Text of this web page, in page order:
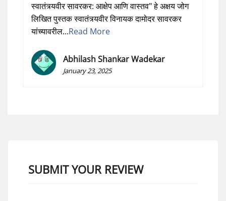
स्वातंत्र्यवीर सावरकर: आक्षेप आणि वास्तव" हे अक्षय जोग
लिखित पुस्तक स्वातंत्र्यवीर विनायक दामोदर सावरकर
यांच्यावरील...Read More
Abhilash Shankar Wadekar
January 23, 2025
SUBMIT YOUR REVIEW